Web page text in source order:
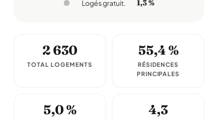
Logés gratuit. 1,3 %
2 630
TOTAL LOGEMENTS
55,4 %
RÉSIDENCES
PRINCIPALES
5,0 % 4,3